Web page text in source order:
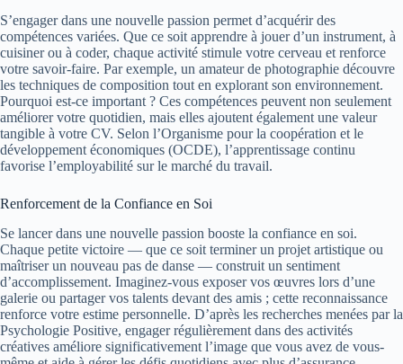
S’engager dans une nouvelle passion permet d’acquérir des
compétences variées. Que ce soit apprendre à jouer d’un instrument, à
cuisiner ou à coder, chaque activité stimule votre cerveau et renforce
votre savoir-faire. Par exemple, un amateur de photographie découvre
les techniques de composition tout en explorant son environnement.
Pourquoi est-ce important ? Ces compétences peuvent non seulement
améliorer votre quotidien, mais elles ajoutent également une valeur
tangible à votre CV. Selon l’Organisme pour la coopération et le
développement économiques (OCDE), l’apprentissage continu
favorise l’employabilité sur le marché du travail.
Renforcement de la Confiance en Soi
Se lancer dans une nouvelle passion booste la confiance en soi.
Chaque petite victoire — que ce soit terminer un projet artistique ou
maîtriser un nouveau pas de danse — construit un sentiment
d’accomplissement. Imaginez-vous exposer vos œuvres lors d’une
galerie ou partager vos talents devant des amis ; cette reconnaissance
renforce votre estime personnelle. D’après les recherches menées par la
Psychologie Positive, engager régulièrement dans des activités
créatives améliore significativement l’image que vous avez de vous-